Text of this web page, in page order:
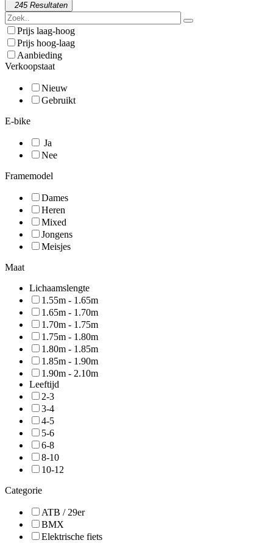
245 Resultaten
Prijs laag-hoog
Prijs hoog-laag
Aanbieding
Verkoopstaat
Nieuw
Gebruikt
E-bike
Ja
Nee
Framemodel
Dames
Heren
Mixed
Jongens
Meisjes
Maat
Lichaamslengte
1.55m - 1.65m
1.65m - 1.70m
1.70m - 1.75m
1.75m - 1.80m
1.80m - 1.85m
1.85m - 1.90m
1.90m - 2.10m
Leeftijd
2-3
3-4
4-5
5-6
6-8
8-10
10-12
Categorie
ATB / 29er
BMX
Elektrische fiets